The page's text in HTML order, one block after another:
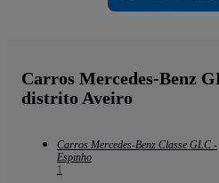
Carros Mercedes-Benz
distrito Aveiro
Carros Mercedes-Benz Classe GLC -
Espinho
1